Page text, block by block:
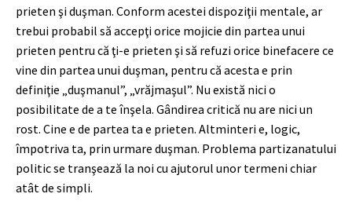
prieten şi duşman. Conform acestei dispoziţii mentale, ar
trebui probabil să accepţi orice mojicie din partea unui
prieten pentru că ţi-e prieten şi să refuzi orice binefacere ce
vine din partea unui duşman, pentru că acesta e prin
definiţie „duşmanul”, „vrăjmaşul”. Nu există nici o
posibilitate de a te înşela. Gândirea critică nu are nici un
rost. Cine e de partea ta e prieten. Altminteri e, logic,
împotriva ta, prin urmare duşman. Problema partizanatului
politic se tranşează la noi cu ajutorul unor termeni chiar
atât de simpli.